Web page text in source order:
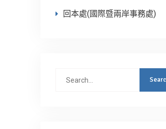
回本處(國際暨兩岸事務處)
Search